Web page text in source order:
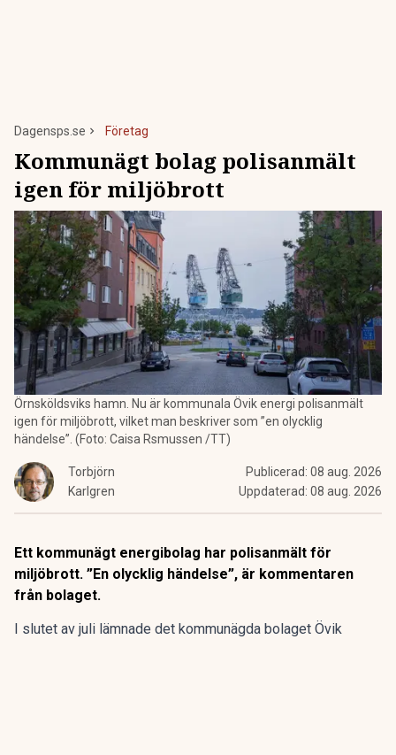
Dagensps.se Företag
Kommunägt bolag polisanmält
igen för miljöbrott
Örnsköldsviks hamn. Nu är kommunala Övik energi polisanmält
igen för miljöbrott, vilket man beskriver som ”en olycklig
händelse”. (Foto: Caisa Rsmussen /TT)
Torbjörn
Karlgren
Publicerad: 08 aug. 2026
Uppdaterad: 08 aug. 2026
Ett kommunägt energibolag har polisanmält för
miljöbrott. ”En olycklig händelse”, är kommentaren
från bolaget.
I slutet av juli lämnade det kommunägda bolaget Övik